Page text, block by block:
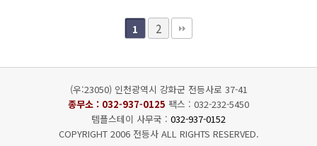
1 2
(우:23050) 인천광역시 강화군 전등사로 37-41
종무소 : 032-937-0125 팩스 : 032-232-5450
템플스테이 사무국 : 032-937-0152
COPYRIGHT 2006 전등사 ALL RIGHTS RESERVED.